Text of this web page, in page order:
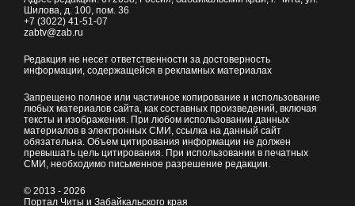
Шилова, д. 100, пом. 36
+7 (3022) 41-51-07
zabtv@zab.ru
Редакция не несет ответственности за достоверность
информации, содержащейся в рекламных материалах
Запрещено полное или частичное копирование и использование
любых материалов сайта, как составных произведений, включая
тексты и изображения. При любом использовании данных
материалов в электронных СМИ, ссылка на данный сайт
обязательна. Объем цитирования информации не должен
превышать цель цитирования. При использовании в печатных
СМИ, необходимо письменное разрешение редакции.
© 2013 - 2026
Портал Читы и Забайкальского края